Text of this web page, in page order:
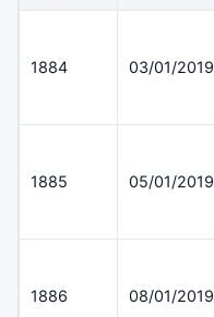
1884 03/01/2019
1885 05/01/2019
1886 08/01/2019